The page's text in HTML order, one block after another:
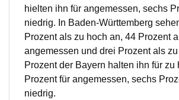
hielten ihn für angemessen, sechs
niedrig. In Baden-Württemberg
Prozent als zu hoch an, 44 Prozent
angemessen und drei Prozent als
Prozent der Bayern halten ihn für zu
Prozent für angemessen, sechs
niedrig.